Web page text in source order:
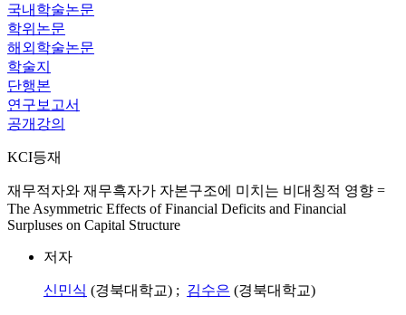
국내학술논문
학위논문
해외학술논문
학술지
단행본
연구보고서
공개강의
KCI등재
재무적자와 재무흑자가 자본구조에 미치는 비대칭적 영향 =
The Asymmetric Effects of Financial Deficits and Financial
Surpluses on Capital Structure
저자
신민식 (경북대학교) ; 김수은 (경북대학교)